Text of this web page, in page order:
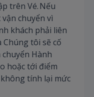
trên Vé. Nếu
chuyển vì
khách phải liên
tôi sẽ cố
Hành
hoặc tới điểm
tính lại mức